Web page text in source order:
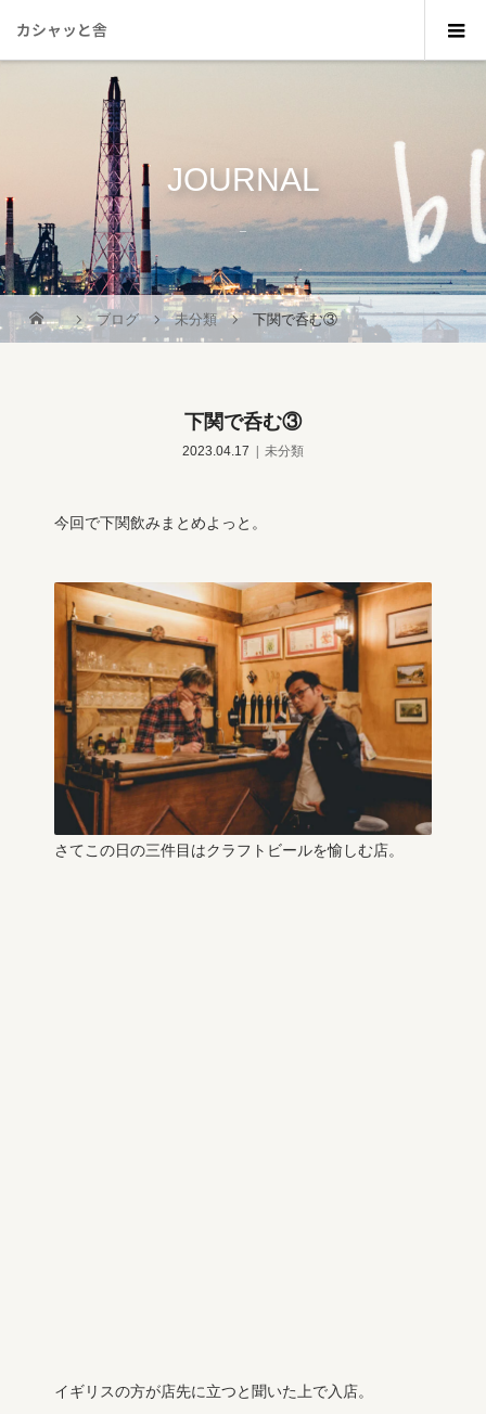
カシャッと舎
JOURNAL
_
ブログ 未分類 下関で呑む③
下関で呑む③
2023.04.17 未分類
今回で下関飲みまとめよっと。
さてこの日の三件目はクラフトビールを愉しむ店。
イギリスの方が店先に立つと聞いた上で入店。